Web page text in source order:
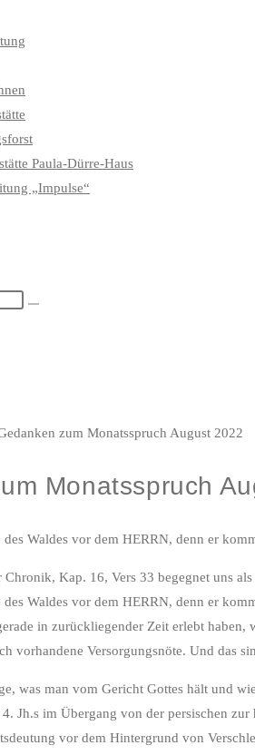
Paula-Dürre-Haus
„Impulse“
Monatsspruch
des Waldes vor dem HERRN, denn er
Chronik, Kap. 16, Vers 33 begegnet uns
des Waldes vor dem HERRN, denn er
in zurückliegender Zeit erlebt
vorhandene Versorgungsnöte. Und das
was man vom Gericht Gottes hält und
Jh.s im Übergang von der persischen
vor dem Hintergrund von